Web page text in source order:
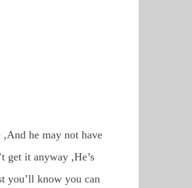
he may not have
get it anyway ,He’s
you’ll know you can